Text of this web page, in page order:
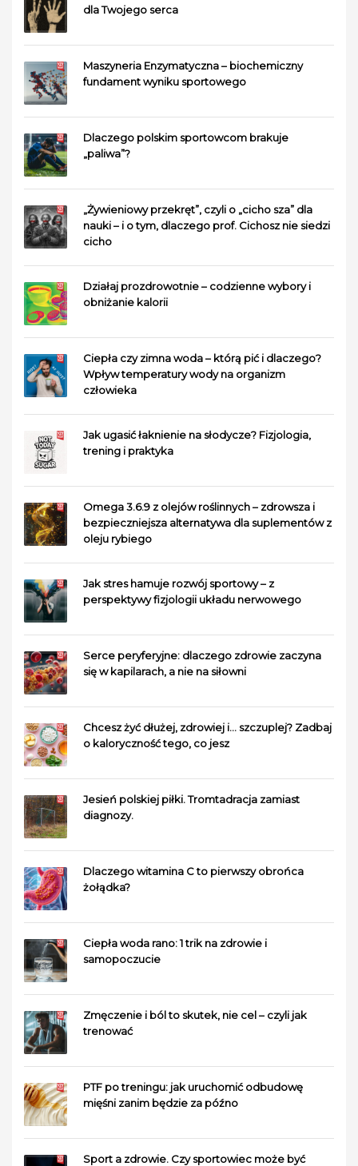
dla Twojego serca
Maszyneria Enzymatyczna – biochemiczny
fundament wyniku sportowego
Dlaczego polskim sportowcom brakuje
„paliwa”?
„Żywieniowy przekręt”, czyli o „cicho sza” dla
nauki – i o tym, dlaczego prof. Cichosz nie siedzi
cicho
Działaj prozdrowotnie – codzienne wybory i
obniżanie kalorii
Ciepła czy zimna woda – którą pić i dlaczego?
Wpływ temperatury wody na organizm
człowieka
Jak ugasić łaknienie na słodycze? Fizjologia,
trening i praktyka
Omega 3.6.9 z olejów roślinnych – zdrowsza i
bezpieczniejsza alternatywa dla suplementów z
oleju rybiego
Jak stres hamuje rozwój sportowy – z
perspektywy fizjologii układu nerwowego
Serce peryferyjne: dlaczego zdrowie zaczyna
się w kapilarach, a nie na siłowni
Chcesz żyć dłużej, zdrowiej i… szczuplej? Zadbaj
o kaloryczność tego, co jesz
Jesień polskiej piłki. Tromtadracja zamiast
diagnozy.
Dlaczego witamina C to pierwszy obrońca
żołądka?
Ciepła woda rano: 1 trik na zdrowie i
samopoczucie
Zmęczenie i ból to skutek, nie cel – czyli jak
trenować
PTF po treningu: jak uruchomić odbudowę
mięśni zanim będzie za późno
Sport a zdrowie. Czy sportowiec może być